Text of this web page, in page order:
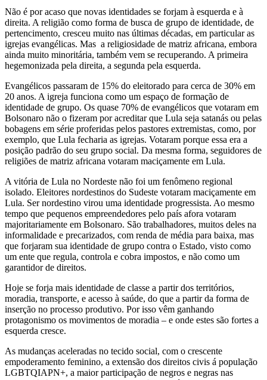
Não é por acaso que novas identidades se forjam à esquerda e à
direita. A religião como forma de busca de grupo de identidade, de
pertencimento, cresceu muito nas últimas décadas, em particular as
igrejas evangélicas. Mas a religiosidade de matriz africana, embora
ainda muito minoritária, também vem se recuperando. A primeira
hegemonizada pela direita, a segunda pela esquerda.
Evangélicos passaram de 15% do eleitorado para cerca de 30% em
20 anos. A igreja funciona como um espaço de formação de
identidade de grupo. Os quase 70% de evangélicos que votaram em
Bolsonaro não o fizeram por acreditar que Lula seja satanás ou pelas
bobagens em série proferidas pelos pastores extremistas, como, por
exemplo, que Lula fecharia as igrejas. Votaram porque essa era a
posição padrão do seu grupo social. Da mesma forma, seguidores de
religiões de matriz africana votaram maciçamente em Lula.
A vitória de Lula no Nordeste não foi um fenômeno regional
isolado. Eleitores nordestinos do Sudeste votaram maciçamente em
Lula. Ser nordestino virou uma identidade progressista. Ao mesmo
tempo que pequenos empreendedores pelo país afora votaram
majoritariamente em Bolsonaro. São trabalhadores, muitos deles na
informalidade e precarizados, com renda de média para baixa, mas
que forjaram sua identidade de grupo contra o Estado, visto como
um ente que regula, controla e cobra impostos, e não como um
garantidor de direitos.
Hoje se forja mais identidade de classe a partir dos territórios,
moradia, transporte, e acesso à saúde, do que a partir da forma de
inserção no processo produtivo. Por isso vêm ganhando
protagonismo os movimentos de moradia – e onde estes são fortes a
esquerda cresce.
As mudanças aceleradas no tecido social, com o crescente
empoderamento feminino, a extensão dos direitos civis á população
LGBTQIAPN+, a maior participação de negros e negras nas